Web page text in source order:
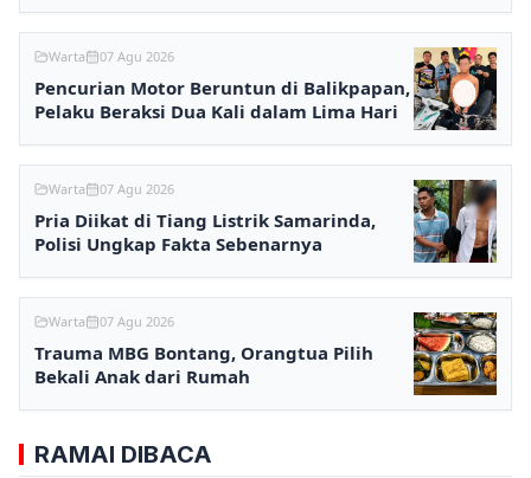
Warta 07 Agu 2026
Pencurian Motor Beruntun di Balikpapan,
Pelaku Beraksi Dua Kali dalam Lima Hari
Warta 07 Agu 2026
Pria Diikat di Tiang Listrik Samarinda,
Polisi Ungkap Fakta Sebenarnya
Warta 07 Agu 2026
Trauma MBG Bontang, Orangtua Pilih
Bekali Anak dari Rumah
RAMAI DIBACA